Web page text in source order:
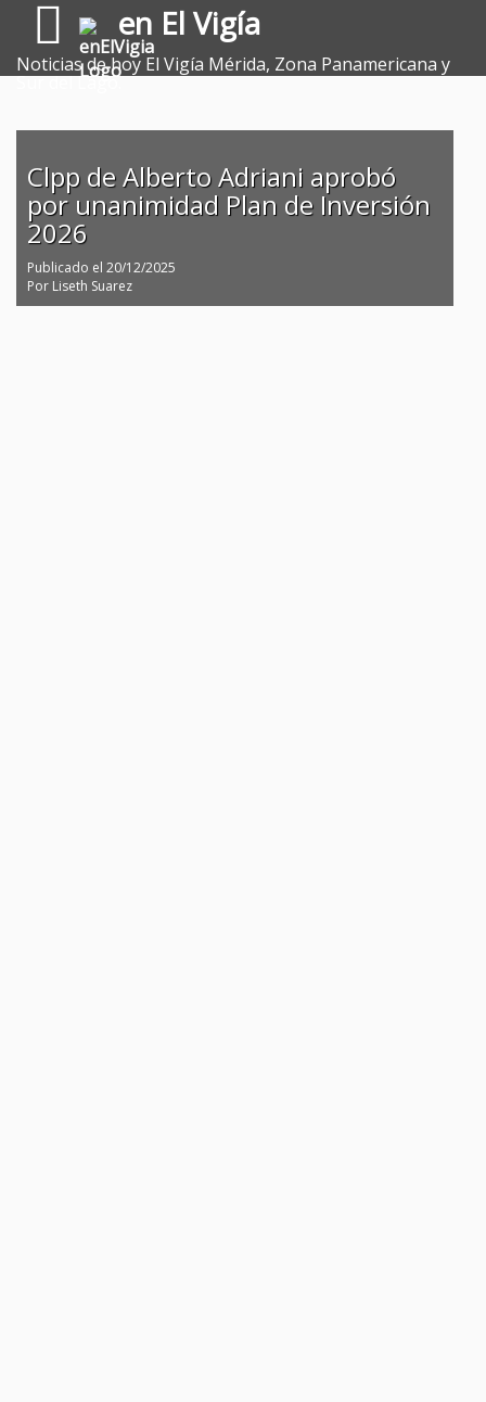
en El Vigía
Noticias de hoy El Vigía Mérida, Zona Panamericana y
Sur del Lago.
Clpp de Alberto Adriani aprobó
por unanimidad Plan de Inversión
2026
Publicado el 20/12/2025
Por Liseth Suarez